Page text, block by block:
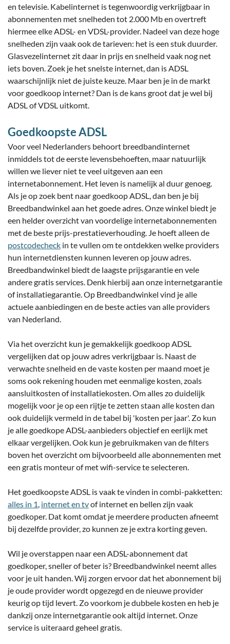
en televisie. Kabelinternet is tegenwoordig verkrijgbaar in
abonnementen met snelheden tot 2.000 Mb en overtreft
hiermee elke ADSL- en VDSL-provider. Nadeel van deze hoge
snelheden zijn vaak ook de tarieven: het is een stuk duurder.
Glasvezelinternet zit daar in prijs en snelheid vaak nog net
iets boven. Zoek je het snelste internet, dan is ADSL
waarschijnlijk niet de juiste keuze. Maar ben je in de markt
voor goedkoop internet? Dan is de kans groot dat je wel bij
ADSL of VDSL uitkomt.
Goedkoopste ADSL
Voor veel Nederlanders behoort breedbandinternet
inmiddels tot de eerste levensbehoeften, maar natuurlijk
willen we liever niet te veel uitgeven aan een
internetabonnement. Het leven is namelijk al duur genoeg.
Als je op zoek bent naar goedkoop ADSL, dan ben je bij
Breedbandwinkel aan het goede adres. Onze winkel biedt je
een helder overzicht van voordelige internetabonnementen
met de beste prijs-prestatieverhouding. Je hoeft alleen de
postcodecheck in te vullen om te ontdekken welke providers
hun internetdiensten kunnen leveren op jouw adres.
Breedbandwinkel biedt de laagste prijsgarantie en vele
andere gratis services. Denk hierbij aan onze internetgarantie
of installatiegarantie. Op Breedbandwinkel vind je alle
actuele aanbiedingen en de beste acties van alle providers
van Nederland.
Via het overzicht kun je gemakkelijk goedkoop ADSL
vergelijken dat op jouw adres verkrijgbaar is. Naast de
verwachte snelheid en de vaste kosten per maand moet je
soms ook rekening houden met eenmalige kosten, zoals
aansluitkosten of installatiekosten. Om alles zo duidelijk
mogelijk voor je op een rijtje te zetten staan alle kosten dan
ook duidelijk vermeld in de tabel bij 'kosten per jaar'. Zo kun
je alle goedkope ADSL-aanbieders objectief en eerlijk met
elkaar vergelijken. Ook kun je gebruikmaken van de filters
boven het overzicht om bijvoorbeeld alle abonnementen met
een gratis monteur of met wifi-service te selecteren.
Het goedkoopste ADSL is vaak te vinden in combi-pakketten:
alles in 1, internet en tvof internet en bellen zijn vaak
goedkoper. Dat komt omdat je meerdere producten afneemt
bij dezelfde provider, zo kunnen ze je extra korting geven.
Wil je overstappen naar een ADSL-abonnement dat
goedkoper, sneller of beter is? Breedbandwinkel neemt alles
voor je uit handen. Wij zorgen ervoor dat het abonnement bij
je oude provider wordt opgezegd en de nieuwe provider
keurig op tijd levert. Zo voorkom je dubbele kosten en heb je
dankzij onze internetgarantie ook altijd internet. Onze
service is uiteraard geheel gratis.